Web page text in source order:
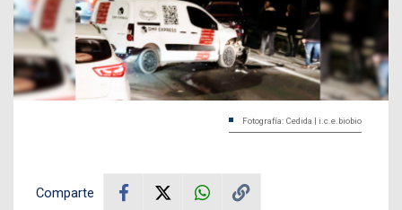
Fotografía: Cedida | i.c.e.biobio
Comparte